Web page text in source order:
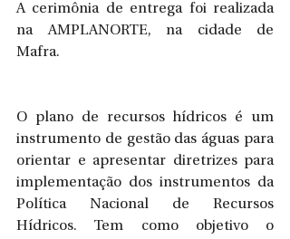
A cerimônia de entrega foi realizada
na AMPLANORTE, na cidade de
Mafra.
O plano de recursos hídricos é um
instrumento de gestão das águas para
orientar e apresentar diretrizes para
implementação dos instrumentos da
Política Nacional de Recursos
Hídricos. Tem como objetivo o